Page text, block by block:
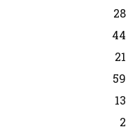
28
44
21
59
13
2